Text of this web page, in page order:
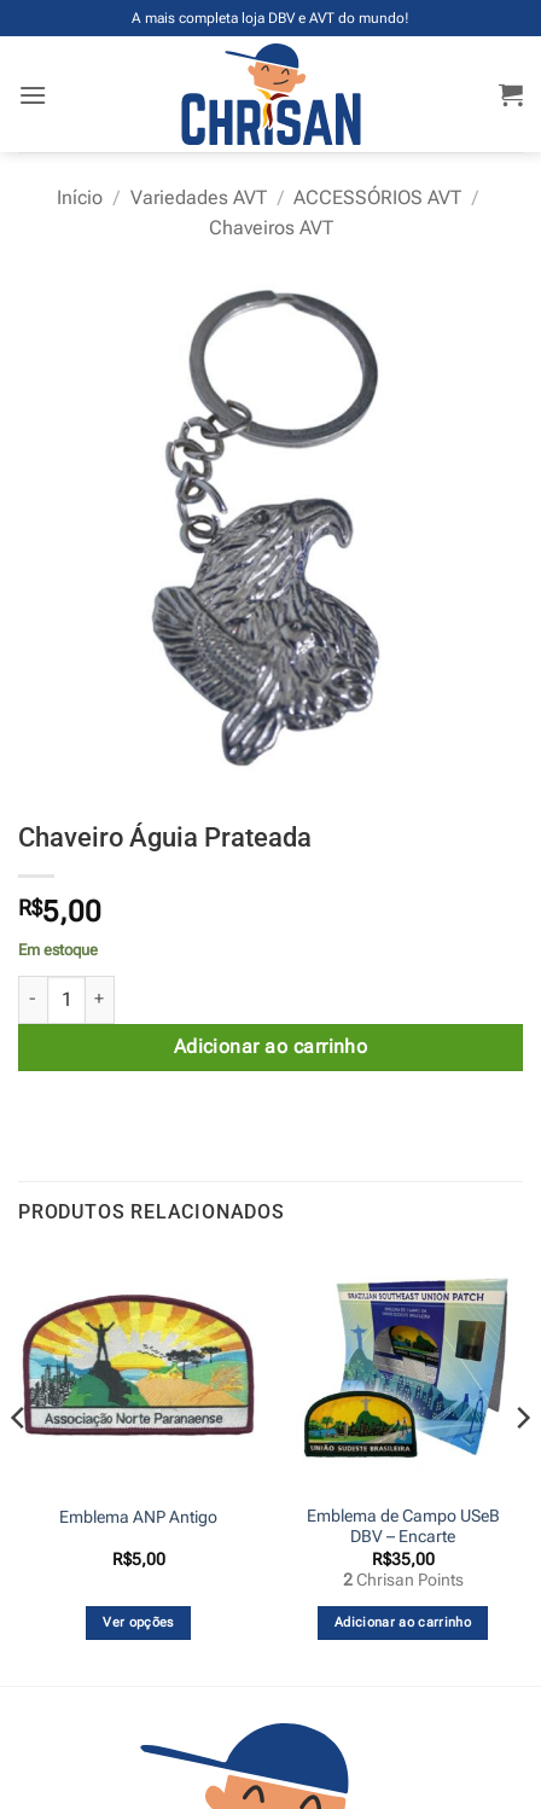
to
A mais completa loja DBV e AVT do mundo!
Início / Variedades AVT / ACCESSÓRIOS AVT /
Chaveiros AVT
Chaveiro Águia Prateada
R$5,00
Em estoque
Chaveiro Águia Prateada quantidade
Adicionar ao carrinho
PRODUTOS RELACIONADOS
Emblema ANP Antigo
R$5,00
Ver opções
variantes.
Emblema de Campo USeB
DBV – Encarte
R$35,00
2Chrisan Points
Adicionar ao carrinho